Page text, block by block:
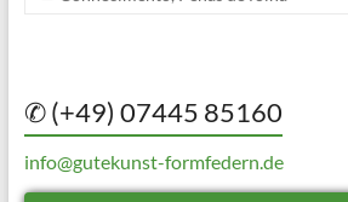
✆ (+49) 07445 85160
info@gutekunst-formfedern.de